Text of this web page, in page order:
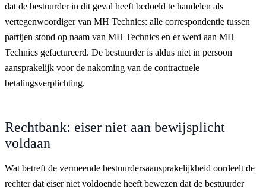
dat de bestuurder in dit geval heeft bedoeld te handelen als
vertegenwoordiger van MH Technics: alle correspondentie tussen
partijen stond op naam van MH Technics en er werd aan MH
Technics gefactureerd. De bestuurder is aldus niet in persoon
aansprakelijk voor de nakoming van de contractuele
betalingsverplichting.
Rechtbank: eiser niet aan bewijsplicht
voldaan
Wat betreft de vermeende bestuurdersaansprakelijkheid oordeelt de
rechter dat eiser niet voldoende heeft bewezen dat de bestuurder